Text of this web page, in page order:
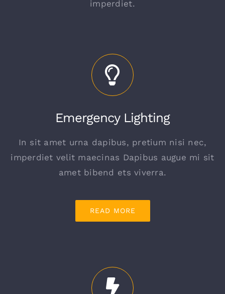
imperdiet.
Emergency Lighting
In sit amet urna dapibus, pretium nisi nec,
imperdiet velit maecinas Dapibus augue mi sit
amet bibend ets viverra.
READ MORE